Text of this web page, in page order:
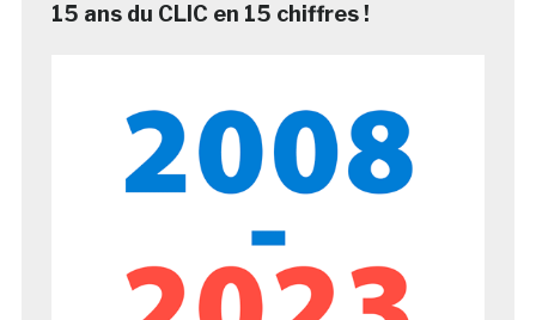
15 ans du CLIC en 15 chiffres !